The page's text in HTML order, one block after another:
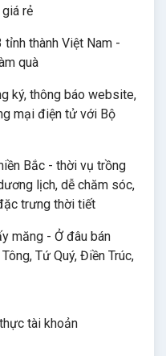
rẻ
thành Việt Nam -
quà
ký, thông báo website,
mại điện tử với Bộ
Bắc - thời vụ trồng
lịch, dễ chăm sóc,
trưng thời tiết
măng - Ở đâu bán
Tứ Quý, Điền Trúc,
tài khoản